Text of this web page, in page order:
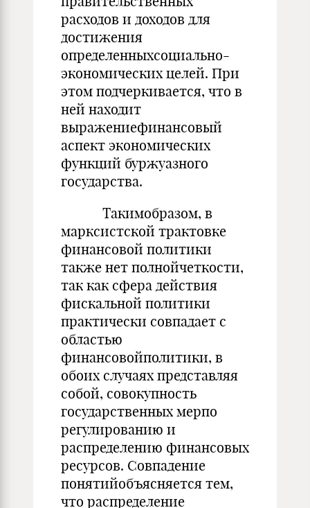
расходов и доходов для
достижения
определенныхсоциально-
экономических целей. При
этом подчеркивается, что в
ней находит
выражениефинансовый
аспект экономических
функций буржуазного
государства.
Такимобразом, в
марксистской трактовке
финансовой политики
также нет полнойчеткости,
так как сфера действия
фискальной политики
практически совпадает с
областью
финансовойполитики, в
обоих случаях представляя
собой, совокупность
государственных мерпо
регулированию и
распределению финансовых
ресурсов. Совпадение
понятийобъясняется тем,
что распределение